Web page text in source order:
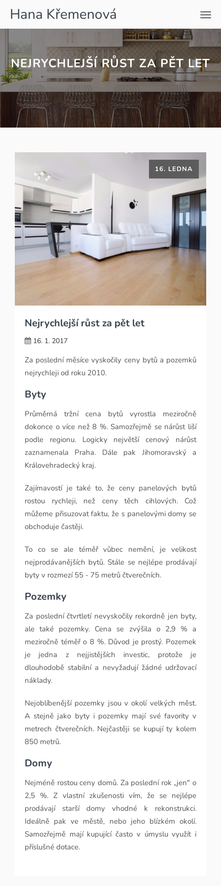
Hana Křemenová
NEJRYCHLEJŠÍ RŮST ZA PĚT LET
Nejrychlejší růst za pět let
16. 1. 2017
16. LEDNA
Za poslední měsíce vyskočily ceny bytů a pozemků
nejrychleji od roku 2010.
Byty
Průměrná tržní cena bytů vyrostla meziročně
dokonce o více než 8 %. Samozřejmě se nárůst liší
podle regionu. Logicky největší cenový nárůst
zaznamenala Praha. Dále pak Jihomoravský a
Královehradecký kraj.
Zajímavostí je také to, že ceny panelových bytů
rostou rychleji, než ceny těch cihlových. Což
můžeme přisuzovat faktu, že s panelovými domy se
obchoduje častěji.
To co se ale téměř vůbec nemění, je velikost
nejprodávanějších bytů. Stále se nejlépe prodávají
byty v rozmezí 55 - 75 metrů čtverečních.
Pozemky
Za poslední čtvrtletí nevyskočily rekordně jen byty,
ale také pozemky. Cena se zvýšila o 2,9 % a
meziročně téměř o 8 %. Důvod je prostý. Pozemek
je jedna z nejjistějších investic, protože je
dlouhodobě stabilní a nevyžadují žádné udržovací
náklady.
Nejoblíbenější pozemky jsou v okolí velkých měst.
A stejně jako byty i pozemky mají své favority v
metrech čtverečních. Nejčastěji se kupují ty kolem
850 metrů.
Domy
Nejméně rostou ceny domů. Za poslední rok „jen" o
2,5 %. Z vlastní zkušenosti vím, že se nejlépe
prodávají starší domy vhodné k rekonstrukci.
Ideálně pak ve městě, nebo jeho blízkém okolí.
Samozřejmě mají kupující často v úmyslu využít i
příslušné dotace.